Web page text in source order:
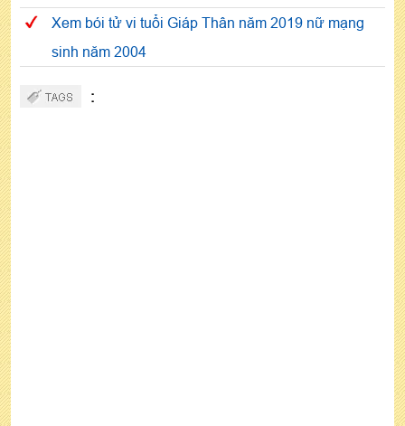
Xem bói tử vi tuổi Giáp Thân năm 2019 nữ mạng
sinh năm 2004
: